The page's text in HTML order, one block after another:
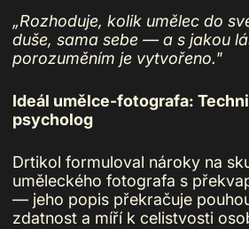
„Rozhoduje, kolik umělec do
duše, sama sebe — a s jakou
porozuměním je vytvořeno."
Ideál umělce-fotografa:
psycholog
Drtikol formuloval nároky na
uměleckého fotografa s
— jeho popis překračuje
zdatnost a míří k celistvosti